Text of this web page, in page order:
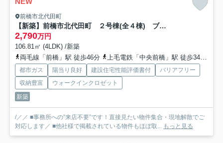
前橋市北代田町
【新築】前橋市北代田町 ２号棟(全４棟) ブルーミングガーデン 新築建売分譲
2,790万円
106.81㎡ (4LDK) /新築
両毛線「前橋」駅 徒歩46分
上毛電鉄「中央前橋」駅 徒歩34分
都市ガス 陽当り良好 建設住宅性能評価書付
バリアフリー
収納豊富
ウォークインクロゼット
新築
/／／ ■事務所への”来店不要”です！直接見たい物件集合・現地解散でご
対応します／ ■他社様で掲載されている物件もほぼ取... もっと見る